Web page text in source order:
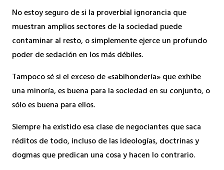
No estoy seguro de si la proverbial ignorancia que
muestran amplios sectores de la sociedad puede
contaminar al resto, o simplemente ejerce un profundo
poder de sedación en los más débiles.
Tampoco sé si el exceso de «sabihondería» que exhibe
una minoría, es buena para la sociedad en su conjunto, o
sólo es buena para ellos.
Siempre ha existido esa clase de negociantes que saca
réditos de todo, incluso de las ideologías, doctrinas y
dogmas que predican una cosa y hacen lo contrario.